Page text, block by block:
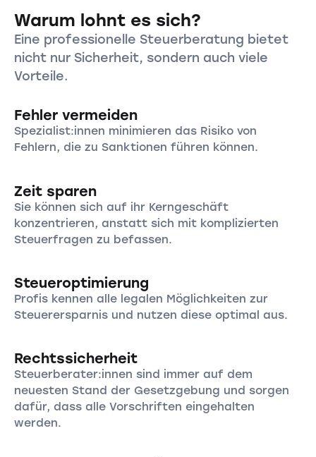
Warum lohnt es sich?
Eine professionelle Steuerberatung bietet
nicht nur Sicherheit, sondern auch viele
Vorteile.
Fehler vermeiden
Spezialist:innen minimieren das Risiko von
Fehlern, die zu Sanktionen führen können.
Zeit sparen
Sie können sich auf ihr Kerngeschäft
konzentrieren, anstatt sich mit komplizierten
Steuerfragen zu befassen.
Steueroptimierung
Profis kennen alle legalen Möglichkeiten zur
Steuerersparnis und nutzen diese optimal aus.
Rechtssicherheit
Steuerberater:innen sind immer auf dem
neuesten Stand der Gesetzgebung und sorgen
dafür, dass alle Vorschriften eingehalten
werden.